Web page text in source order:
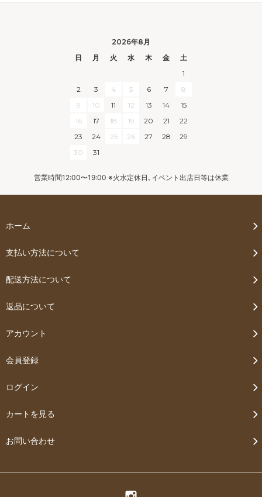
2026年8月
日
月 火 水 木 金
土
1
2
3 4 5 6 7
8
9
10 11 12 13 14
15
16
17 18 19 20 21
22
23
24 25 26 27 28
29
30
31
営業時間12:00〜19:00 ※火水定休日､イベント出店日等は休業
ホーム
支払い方法について
配送方法について
返品について
アカウント
会員登録
ログイン
カートを見る
お問い合わせ